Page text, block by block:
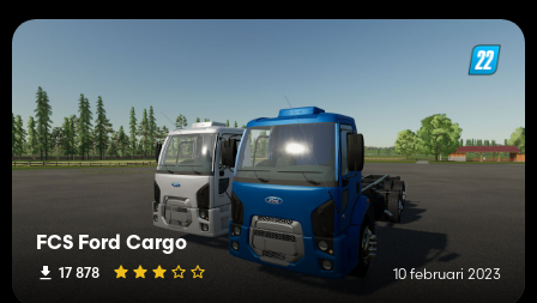
FCS Ford Cargo
17 878 10 februari 2023